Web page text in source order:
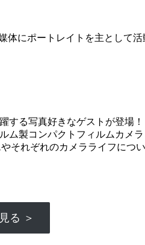
体にポートレイトを主として
する写真好きなゲストが登場！
ム製コンパクトフィルムカメ
それぞれのカメラライフにつ
る ＞